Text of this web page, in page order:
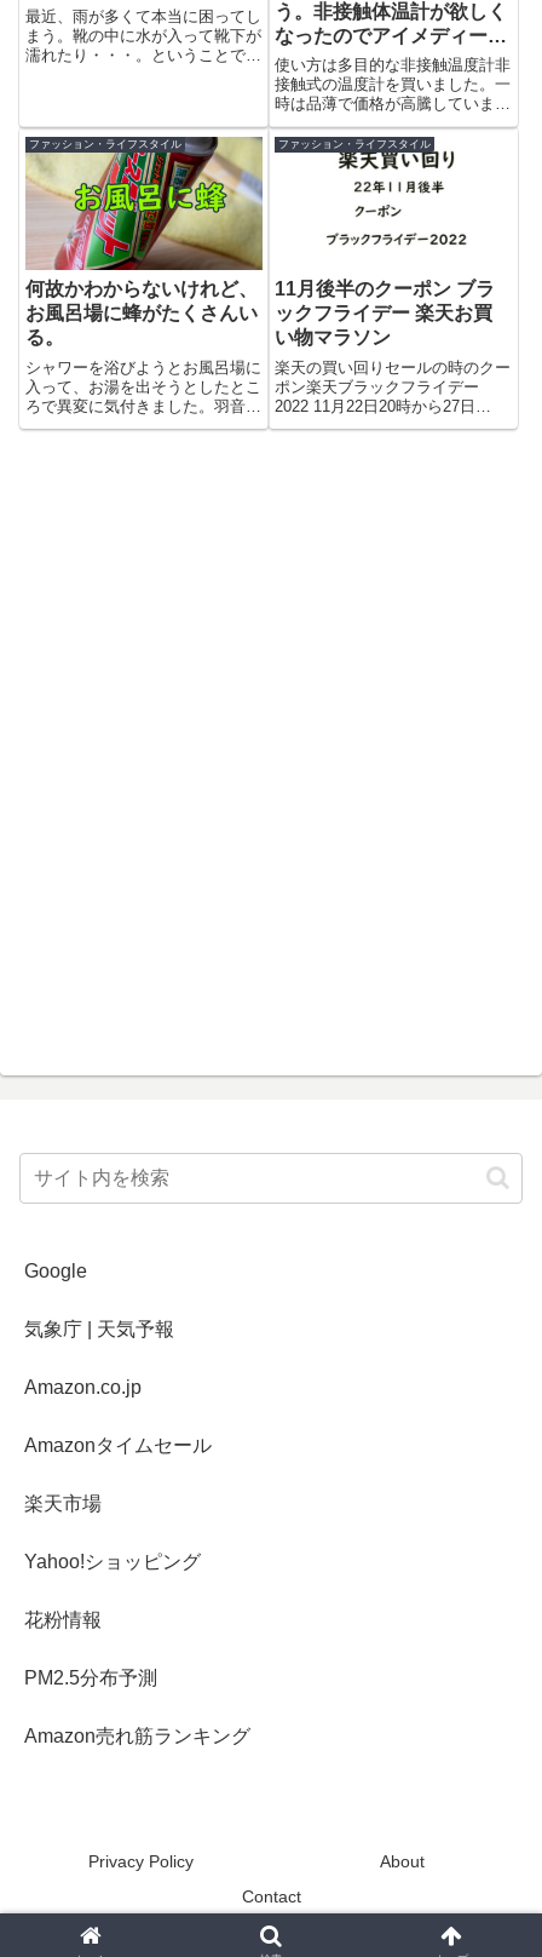
最近、雨が多くて本当に困ってし
まう。靴の中に水が入って靴下が
濡れたり・・・。ということで購
う。非接触体温計が欲しく
なったのでアイメディータ
を買ってみたレビュー
使い方は多目的な非接触温度計非
接触式の温度計を買いました。一
時は品薄で価格が高騰していまし
たが、最近は量産されているた
め...
ファッション・ライフスタイル
何故かわからないけれど、
お風呂場に蜂がたくさんい
る。
シャワーを浴びようとお風呂場に
入って、お湯を出そうとしたとこ
ろで異変に気付きました。羽音が
する・・・恐怖 天井を見たら
ファッション・ライフスタイル
11月後半のクーポン ブラ
ックフライデー 楽天お買
い物マラソン
楽天の買い回りセールの時のクー
ポン楽天ブラックフライデー
2022 11月22日20時から27日
01:59までの開催期間の...
Google
気象庁 | 天気予報
Amazon.co.jp
Amazonタイムセール
楽天市場
Yahoo!ショッピング
花粉情報
PM2.5分布予測
Amazon売れ筋ランキング
Privacy Policy
About
Contact
Copyright © 2013-2026 N1729.com All Rights Reserved.